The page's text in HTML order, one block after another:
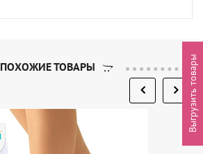
ПОХОЖИЕ ТОВАРЫ Выгрузить товары